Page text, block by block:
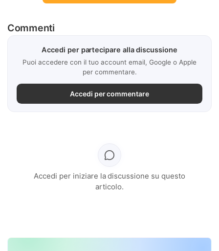
Commenti
Accedi per partecipare alla discussione
Puoi accedere con il tuo account email, Google o Apple
per commentare.
Accedi per commentare
Accedi per iniziare la discussione su questo
articolo.